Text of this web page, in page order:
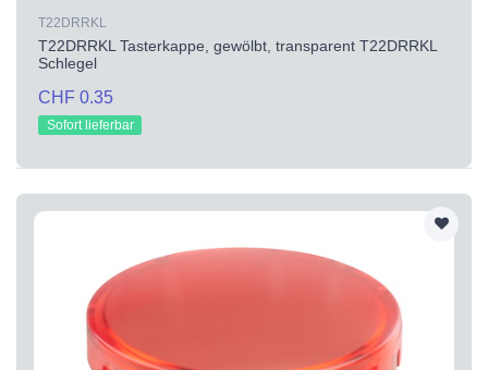
T22DRRKL
T22DRRKL Tasterkappe, gewölbt, transparent T22DRRKL
Schlegel
CHF 0.35
Sofort lieferbar